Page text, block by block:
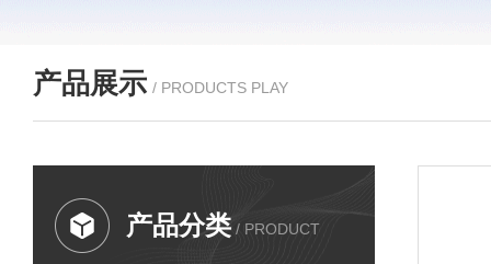
产品展示 / PRODUCTS PLAY
产品分类 / PRODUCT